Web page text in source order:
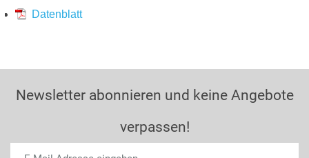
Datenblatt
Newsletter abonnieren und keine Angebote
verpassen!